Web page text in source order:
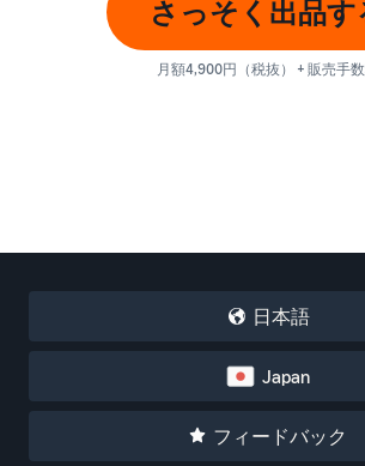
さっそく出品す
月額4,900円（税抜） + 販売手
日本語
Japan
フィードバック